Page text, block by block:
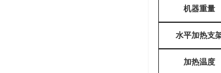
机器重量
水平加热支
加热温度